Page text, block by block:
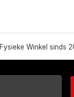
Fysieke Winkel sinds